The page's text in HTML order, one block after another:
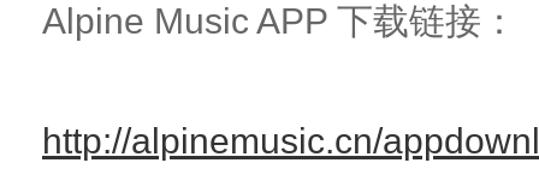
Alpine Music APP 下载链接：
http://alpinemusic.cn/